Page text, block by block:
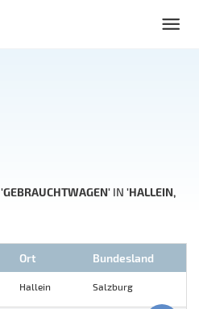
'GEBRAUCHTWAGEN' IN 'HALLEIN,
Ort Bundesland
Hallein Salzburg